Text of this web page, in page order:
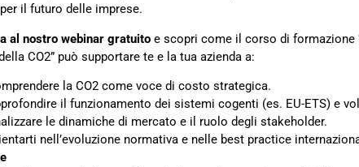
il futuro delle imprese.
al nostro webinar gratuitoe scopri come il corso di formazione
CO2” può supportare te e la tua azienda a:
la CO2 come voce di costo strategica.
il funzionamento dei sistemi cogenti (es. EU-ETS) e
le dinamiche di mercato e il ruolo degli stakeholder.
nell’evoluzione normativa e nelle best practice